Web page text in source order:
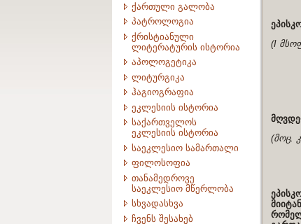
ქართული გალობა
პატროლოგია
ქრისტიანული
ლიტერატურის ისტორია
აპოლოგეტიკა
ლიტურგიკა
ჰაგიოგრაფია
ეკლესიის ისტორია
საქართველოს
ეკლესიის ისტორია
საეკლესიო სამართალი
ფილოსოფია
თანამედროვე
საეკლესიო მწერლობა
სხვადასხვა
ჩვენს შესახებ
(I
(მოც.